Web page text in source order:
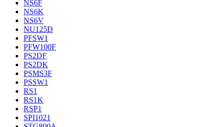
NS6F
NS6K
NS6V
NU125D
PFSW1
PFW100F
PS2DF
PS2DK
PSMS3F
PSSW1
RS1
RS1K
RSP1
SPI1021